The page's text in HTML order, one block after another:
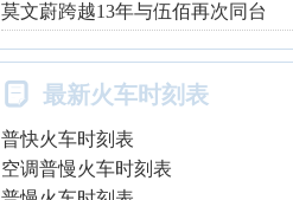
莫文蔚跨越13年与伍佰再次同台
 最新火车时刻表
普快火车时刻表
空调普慢火车时刻表